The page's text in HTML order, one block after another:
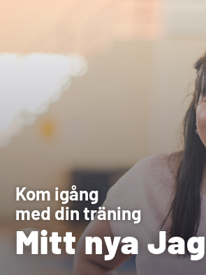
Kom igång
med din träning
Mitt nya Jag